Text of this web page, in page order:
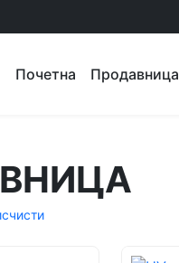
Почетна Продавница